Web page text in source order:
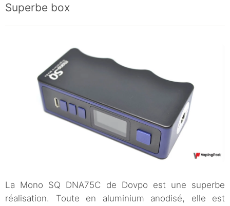
Superbe box
La Mono SQ DNA75C de Dovpo est une superbe
réalisation. Toute en aluminium anodisé, elle est